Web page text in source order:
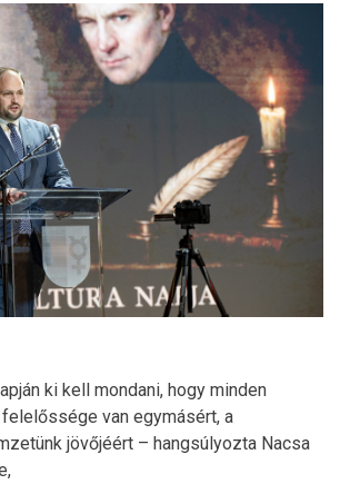
ki kell mondani, hogy minden
van egymásért, a
jövőjéért – hangsúlyozta Nacsa